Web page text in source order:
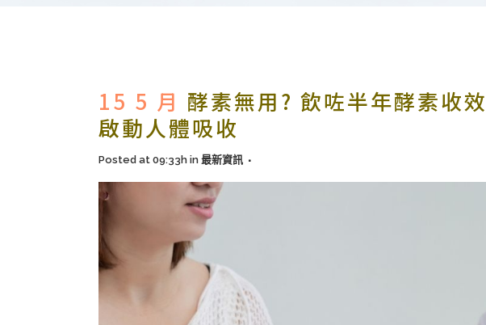
15 5 月 酵素無用? 飲咗半年酵素收
啟動人體吸收
Posted at 09:33h in 最新資訊